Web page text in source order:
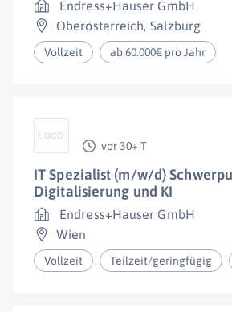
Endress+Hauser GmbH
Oberösterreich, Salzburg
Vollzeit ab 60.000€ pro Jahr
vor 30+ T
IT Spezialist (m/w/d)
Digitalisierung und KI
Endress+Hauser GmbH
Wien
Vollzeit Teilzeit/geringfügig